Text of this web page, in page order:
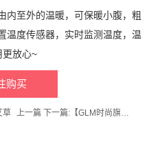
内至外的温暖，可保暖小腹，粗
温度传感器，实时监测温度，温
更放心~
购买
草 上一篇 下一篇: 【GLM时尚旗舰店】羊羔绒加绒加厚连帽卫衣男宽松保暖上衣